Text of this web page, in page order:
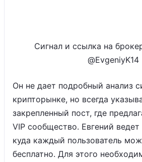
Сигнал и ссылка на
@EvgeniyK14
Он не дает подробный анализ
крипторынке, но всегда
закрепленный пост, где
VIP сообщество. Евгений
куда каждый пользователь
бесплатно. Для этого